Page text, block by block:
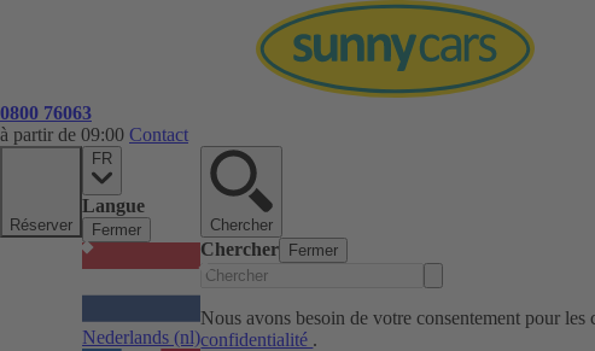
0800 76063
à partir de 09:00 Contact
Réserver
FR
Langue
Fermer
Nederlands (nl)
Chercher
Chercher Fermer
Nous avons besoin de votre consentement pour
confidentialité .